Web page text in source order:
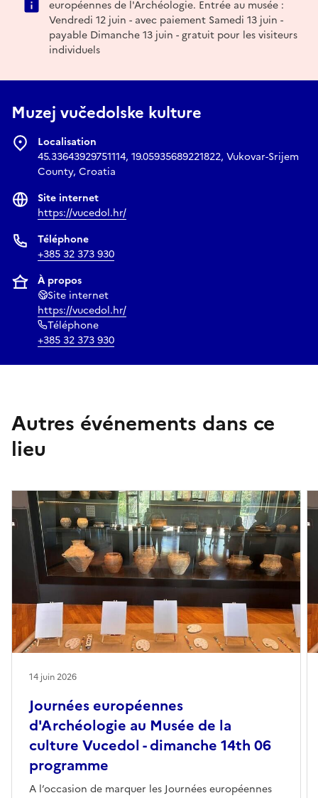
européennes de l'Archéologie. Entrée au musée :
Vendredi 12 juin - avec paiement Samedi 13 juin -
payable Dimanche 13 juin - gratuit pour les visiteurs
individuels
Muzej vučedolske kulture
Localisation
45.33643929751114, 19.05935689221822, Vukovar-Srijem
County, Croatia
Site internet
https://vucedol.hr/
Téléphone
+385 32 373 930
À propos
Site internet
https://vucedol.hr/
Téléphone
+385 32 373 930
Autres événements dans ce
lieu
Journées européennes
d'Archéologie au Musée de la
culture Vucedol - dimanche 14th 06
programme
A l’occasion de marquer les Journées européennes
14 juin 2026